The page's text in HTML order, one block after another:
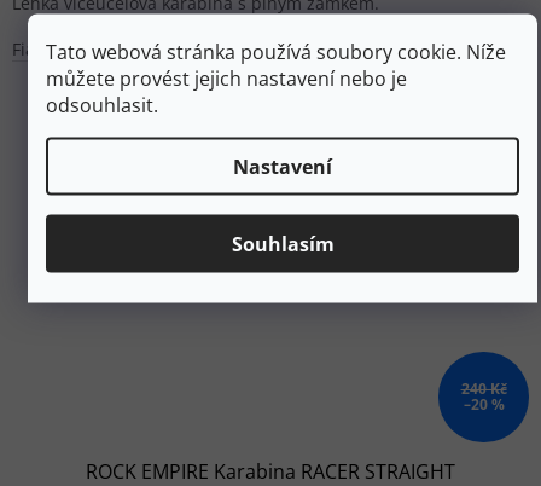
Tato webová stránka používá soubory cookie. Níže
můžete provést jejich nastavení nebo je
odsouhlasit.
Nastavení
Souhlasím
Fialová
Zelená
240 Kč
–20 %
ROCK EMPIRE Karabina RACER STRAIGHT